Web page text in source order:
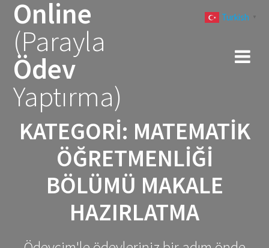
Online
(Parayla
Ödev
Yaptırma)
KATEGORI: MATEMATIK
ÖĞRETMENLIĞI
BÖLÜMÜ MAKALE
HAZIRLATMA
Turkish ▼